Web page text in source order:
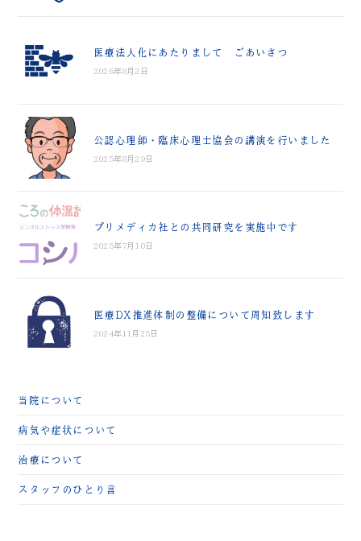
医療法人化にあたりまして ごあいさつ
2026年8月2日
公認心理師・臨床心理士協会の講演を行いました
2025年8月29日
プリメディカ社との共同研究を実施中です
2025年7月10日
医療DX推進体制の整備について周知致します
2024年11月25日
当院について
病気や症状について
治療について
スタッフのひとり言